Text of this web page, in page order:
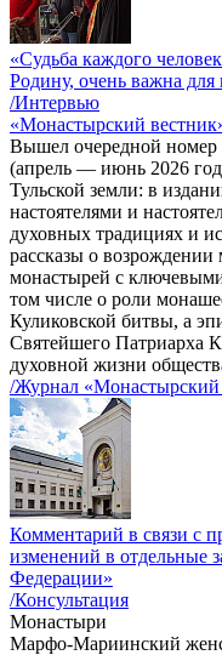
«Судьба каждого
Родину, очень важна для
/Интервью
«Монастырский
Вышел очередной номер
(апрель — июнь 2026
Тульской земли: в
настоятелями и
духовных традициях и
рассказы о
монастырей с
том числе о роли
Куликовской битвы, а
Святейшего Патриарха
духовной жизни
/Журнал «Монастырский
Комментарий в связи с
изменений в отдельные
Федерации»
/Консультация
Монастыри
Марфо-Мариинский